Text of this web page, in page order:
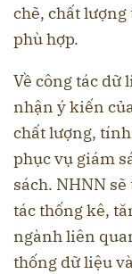
chẽ, chất
phù hợp.
Về công tác dữ
nhận ý kiến
chất lượng,
phục vụ giám
sách. NHNN
tác thống kê,
ngành liên
thống dữ liệu